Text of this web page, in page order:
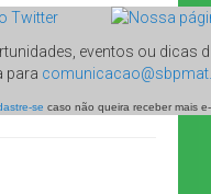
eventos ou dicas
para
se caso não queira receber mais